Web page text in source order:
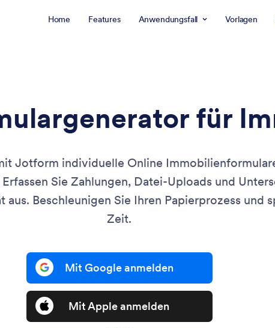
Home Features Anwendungsfall Vorlagen
für
Jotform individuelle Online
Sie Zahlungen, Datei-Uploads und
aus. Beschleunigen Sie Ihren Papierprozess und
Zeit.
Mit Google anmelden
Mit Apple anmelden